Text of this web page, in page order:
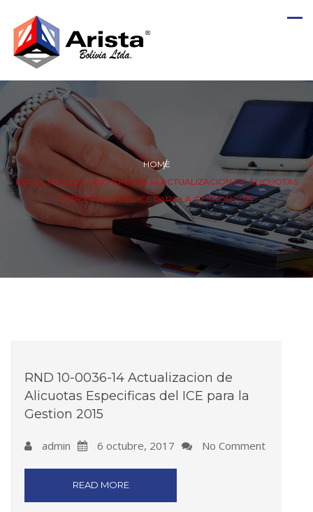
HOME
POSTS TAGGED : RND 10-0036-14 ACTUALIZACION DE ALICUOTAS
ESPECIFICAS DEL ICE PARA LA GESTION 2015
RND 10-0036-14 Actualizacion de
Alicuotas Especificas del ICE para la
Gestion 2015
admin 6 octubre, 2017 No Comment
READ MORE